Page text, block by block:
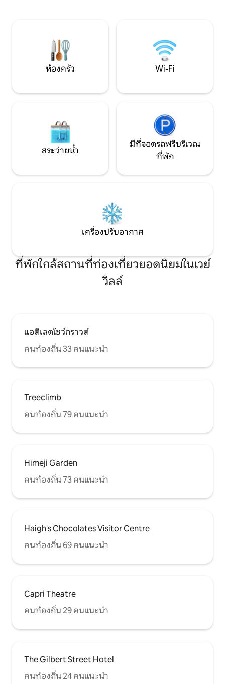
อย่างอยู่ที่หน้าประตูของคุณ!
ห้องครัว Wi-Fi
สระว่ายน้ำ
มีที่จอดรถฟรีบริเวณ
ที่พัก
เครื่องปรับอากาศ
ที่พักใกล้สถานที่ท่องเที่ยวยอดนิยมในเวย์
วิลล์
แอดิเลดโชว์กราวด์
คนท้องถิ่น 33 คนแนะนำ
Treeclimb
คนท้องถิ่น 79 คนแนะนำ
Himeji Garden
คนท้องถิ่น 73 คนแนะนำ
Haigh's Chocolates Visitor Centre
คนท้องถิ่น 69 คนแนะนำ
Capri Theatre
คนท้องถิ่น 29 คนแนะนำ
The Gilbert Street Hotel
คนท้องถิ่น 24 คนแนะนำ